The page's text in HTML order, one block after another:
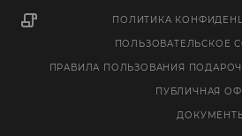
ПОЛИТИКА
ПОЛЬЗОВАТЕЛЬСКОЕ
ПРАВИЛА ПОЛЬЗОВАНИЯ
ПУБЛИЧНАЯ